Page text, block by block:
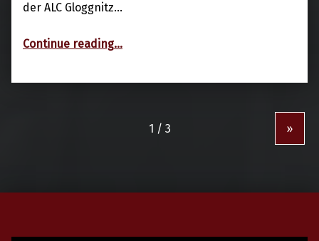
der ALC Gloggnitz…
Continue reading…
»